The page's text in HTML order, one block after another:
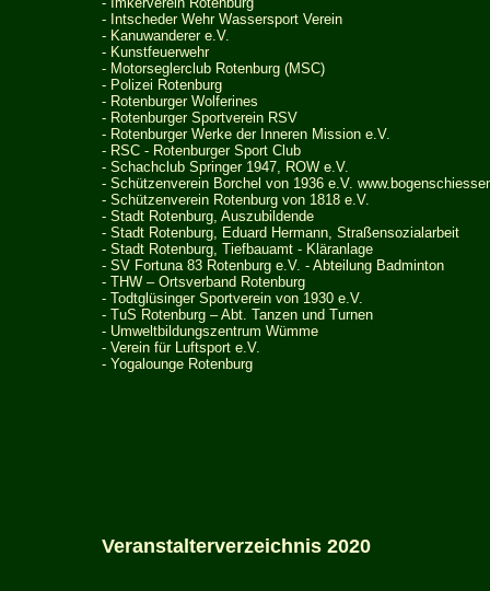
- Intscheder Wehr Wassersport Verein
- Kanuwanderer e.V.
- Kunstfeuerwehr
- Motorseglerclub Rotenburg (MSC)
- Polizei Rotenburg
- Rotenburger Wolferines
- Rotenburger Sportverein RSV
- Rotenburger Werke der Inneren Mission e.V.
- RSC - Rotenburger Sport Club
- Schachclub Springer 1947, ROW e.V.
- Schützenverein Borchel von 1936 e.V.
- Schützenverein Rotenburg von 1818 e.V.
- Stadt Rotenburg, Auszubildende
- Stadt Rotenburg, Eduard Hermann, Straßensozialarbeit
- Stadt Rotenburg, Tiefbauamt - Kläranlage
- SV Fortuna 83 Rotenburg e.V. - Abteilung Badminton
- THW – Ortsverband Rotenburg
- Todtglüsinger Sportverein von 1930 e.V.
- TuS Rotenburg – Abt. Tanzen und Turnen
- Umweltbildungszentrum Wümme
- Verein für Luftsport e.V.
- Yogalounge Rotenburg
Veranstalterverzeichnis 2020